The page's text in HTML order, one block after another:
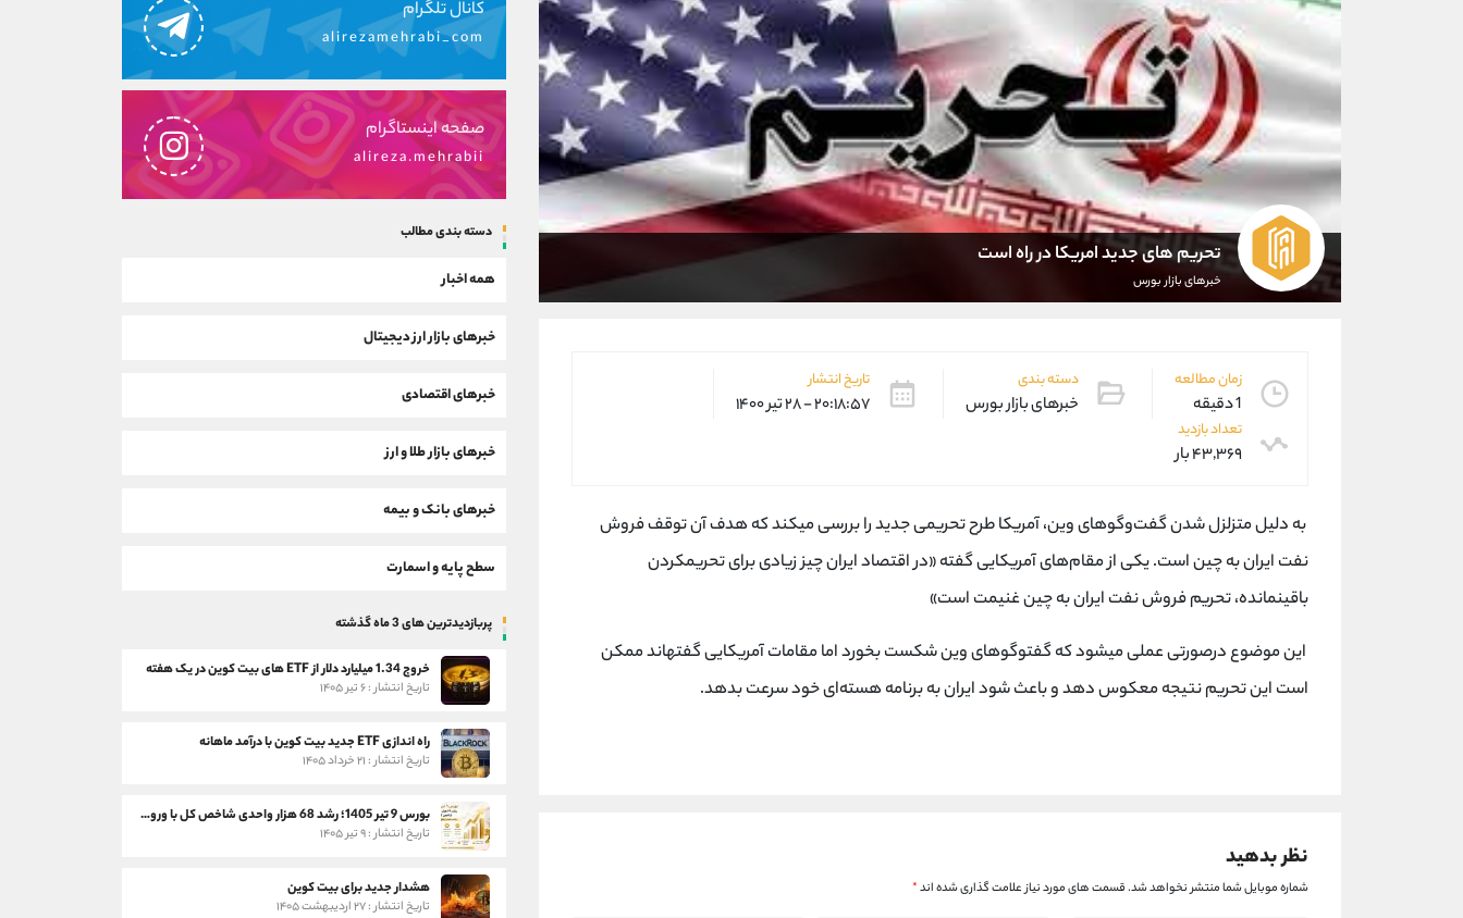
تحریم های جدید امریکا در راه است
خبرهای بازار بورس
زمان مطالعه
1 دقیقه
دسته بندی
خبرهای بازار بورس
تاریخ انتشار
۲۰:۱۸:۵۷ - ۲۸ تیر ۱۴۰۰
تعداد بازدید
۴۳,۳۶۹ بار
به دلیل متزلزل شدن گفت‌وگوهای وین، آمریکا طرح تحریمی جدید را بررسی می‎کند که هدف آن توقف فروش
نفت ایران به چین است. یکی از مقام‌های آمریکایی گفته «در اقتصاد ایران چیز زیادی برای تحریم‎کردن
باقی‎نمانده، تحریم فروش نفت ایران به چین غنیمت است»
این موضوع درصورتی عملی می‎شود که گفت‎وگوهای وین شکست بخورد اما مقامات آمریکایی گفته‎اند ممکن
است این تحریم نتیجه معکوس دهد و باعث شود ایران به برنامه هسته‌ای خود سرعت بدهد.
نظر بدهید
شماره موبایل شما منتشر نخواهد شد.قسمت های مورد نیاز علامت گذاری شده اند*
کانال تلگرام
alirezamehrabi_com
صفحه اینستاگرام
alireza.mehrabii
دسته بندی مطالب
همه اخبار
خبرهای بازار ارز دیجیتال
خبرهای اقتصادی
خبرهای بازار طلا و ارز
خبرهای بانک و بیمه
سطح پایه و اسمارت
پربازدیدترین های 3 ماه گذشته
خروج 1.34 میلیارد دلار از ETF های بیت کوین در یک هفته
تاریخ انتشار : ۶ تیر ۱۴۰۵
راه اندازی ETF جدید بیت کوین با درآمد ماهانه
تاریخ انتشار : ۲۱ خرداد ۱۴۰۵
بورس 9 تیر 1405؛ رشد 68 هزار واحدی شاخص کل با ورود 3 همت پول حقیقی
تاریخ انتشار : ۹ تیر ۱۴۰۵
هشدار جدید برای بیت کوین
تاریخ انتشار : ۲۷ اردیبهشت ۱۴۰۵